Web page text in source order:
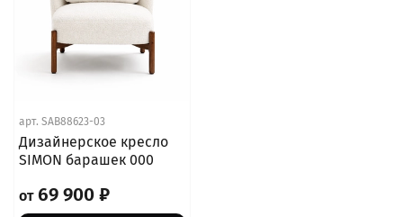
арт. SAB88623-03
Дизайнерское кресло
SIMON барашек 000
от69 900 ₽